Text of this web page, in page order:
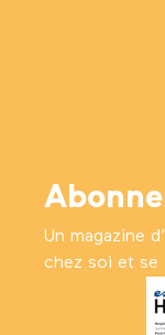
Un magazine
chez soi et se